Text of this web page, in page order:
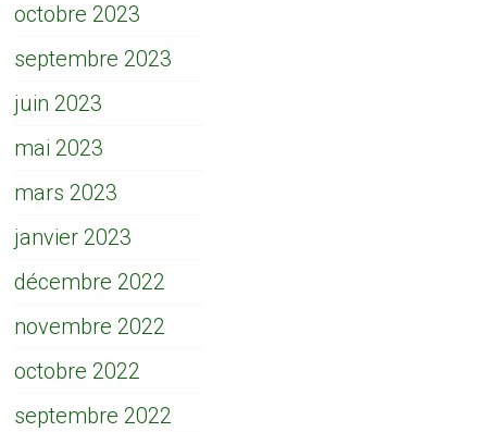
octobre 2023
septembre 2023
juin 2023
mai 2023
mars 2023
janvier 2023
décembre 2022
novembre 2022
octobre 2022
septembre 2022